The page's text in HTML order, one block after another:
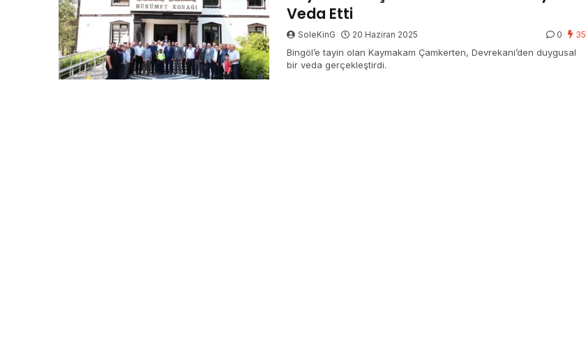
Veda Etti
SoleKinG 20 Haziran 2025 0 35
Bingöl’e tayin olan Kaymakam Çamkerten, Devrekani’den duygusal
bir veda gerçekleştirdi.